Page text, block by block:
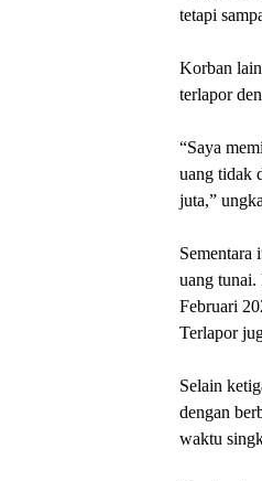
tetapi
Korban
terlapor
“Saya
uang tidak
juta,”
Sementara
uang tunai.
Februari
Terlapor
Selain
dengan
waktu